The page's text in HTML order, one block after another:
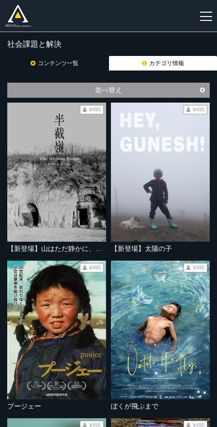
登
社会課題と解決
コンテンツ一覧 カテゴリ情報
並べ替え
¥495
【新登場】太陽の子
¥495
プージェー
¥495
ぼくが飛ぶまで
¥495
¥495 ¥495